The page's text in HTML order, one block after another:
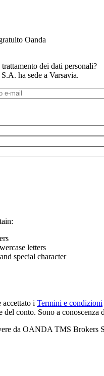
Oanda
dei dati personali?
ha sede a Varsavia.
letters
special character
i Termini e condizioni
del conto. Sono a
da OANDA TMS Brokers